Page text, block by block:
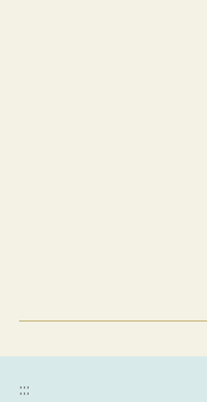
:::